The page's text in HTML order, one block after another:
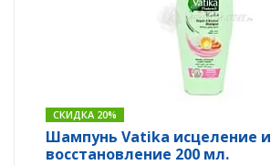
СКИДКА 20%
Шампунь Vatika исцеление и
восстановление 200 мл.